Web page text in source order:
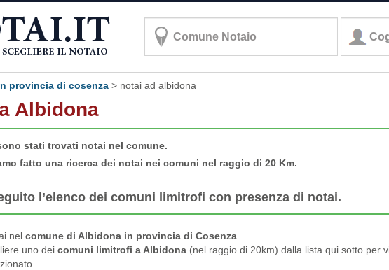
provincia di cosenza > notai ad albidona
Albidona
stati trovati notai nel comune.
fatto una ricerca dei notai nei comuni nel raggio di 20 Km.
l’elenco dei comuni limitrofi con presenza di notai.
nel comune di Albidona in provincia di Cosenza
uno dei comuni limitrofi a Albidona (nel raggio di 20km) dalla lista qui sotto per